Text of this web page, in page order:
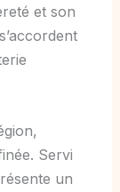
et son
Servi
un